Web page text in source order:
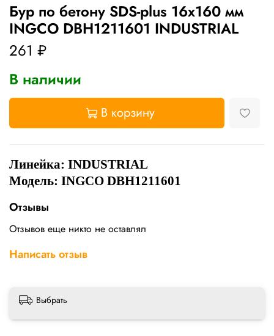
Бур по бетону SDS-plus 16х160 мм
INGCO DBH1211601 INDUSTRIAL
261 ₽
В наличии
В корзину
Линейка: INDUSTRIAL
Модель: INGCO DBH1211601
Отзывы
Отзывов еще никто не оставлял
Написать отзыв
Выбрать